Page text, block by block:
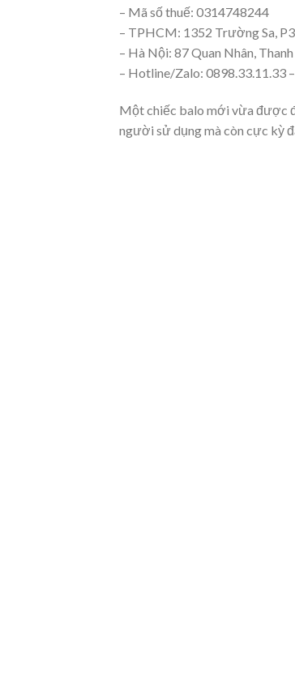
– Mã số thuế: 0314748244
– TPHCM: 1352 Trường Sa,
– Hà Nội: 87 Quan Nhân, Thanh
– Hotline/Zalo: 0898.33.11.33
Một chiếc balo mới vừa được
người sử dụng mà còn cực kỳ